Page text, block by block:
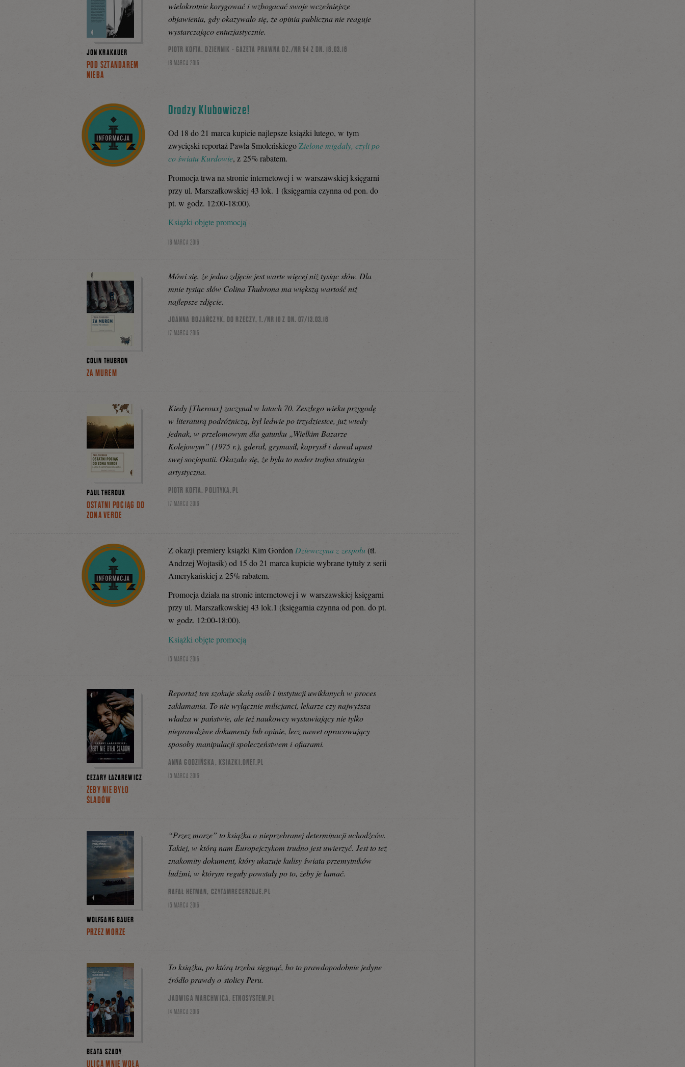
JON KRAKAUER
POD SZTANDAREM
NIEBA
wielokrotnie korygować i wzbogacać swoje wcześniejsze
objawienia, gdy okazywało się, że opinia publiczna nie reaguje
wystarczająco entuzjastycznie.
PIOTR KOFTA, DZIENNIK - GAZETA PRAWNA DZ./NR 54 Z DN. 18.03.16
18 MARCA 2016
Drodzy Klubowicze!
Od 18 do 21 marca kupicie najlepsze książki lutego, w tym
zwycięski reportaż Pawła SmoleńskiegoZielone migdały, czyli po
co światu Kurdowie, z 25% rabatem.
Promocja trwa na stronie internetowej i w warszawskiej księgarni
przy ul. Marszałkowskiej 43 lok. 1 (księgarnia czynna od pon. do
pt. w godz. 12:00-18:00).
Książki objęte promocją
18 MARCA 2016
COLIN THUBRON
ZA MUREM
Mówi się, że jedno zdjęcie jest warte więcej niż tysiąc słów. Dla
mnie tysiąc słów Colina Thubrona ma większą wartość niż
najlepsze zdjęcie.
JOANNA BOJAŃCZYK, DO RZECZY, T./NR 10 Z DN. 07/13.03.16
17 MARCA 2016
PAUL THEROUX
OSTATNI POCIĄG DO
ZONA VERDE
Kiedy [Theroux] zaczynał w latach 70. Zeszłego wieku przygodę
w literaturą podróżniczą, był ledwie po trzydziestce, już wtedy
jednak, w przełomowym dla gatunku „Wielkim Bazarze
Kolejowym” (1975 r.), gderał, grymasił, kaprysił i dawał upust
swej socjopatii. Okazało się, że była to nader trafna strategia
artystyczna.
PIOTR KOFTA, POLITYKA.PL
17 MARCA 2016
Z okazji premiery książki Kim Gordon Dziewczyna z zespołu(tł.
Andrzej Wojtasik) od 15 do 21 marca kupicie wybrane tytuły z serii
Amerykańskiej z 25% rabatem.
Promocja działa na stronie internetowej i w warszawskiej księgarni
przy ul. Marszałkowskiej 43 lok.1 (księgarnia czynna od pon. do pt.
w godz. 12:00-18:00).
Książki objęte promocją
15 MARCA 2016
CEZARY ŁAZAREWICZ
ŻEBY NIE BYŁO
ŚLADÓW
Reportaż ten szokuje skalą osób i instytucji uwikłanych w proces
zakłamania. To nie wyłącznie milicjanci, lekarze czy najwyższa
władza w państwie, ale też naukowcy wystawiający nie tylko
nieprawdziwe dokumenty lub opinie, lecz nawet opracowujący
sposoby manipulacji społeczeństwem i ofiarami.
ANNA GODZIŃSKA, KSIAZKI.ONET.PL
15 MARCA 2016
WOLFGANG BAUER
PRZEZ MORZE
“Przez morze” to książka o nieprzebranej determinacji uchodźców.
Takiej, w którą nam Europejczykom trudno jest uwierzyć. Jest to też
znakomity dokument, który ukazuje kulisy świata przemytników
ludźmi, w którym reguły powstały po to, żeby je łamać.
RAFAŁ HETMAN, CZYTAMRECENZUJE.PL
15 MARCA 2016
BEATA SZADY
ULICA MNIE WOŁA
To książka, po którą trzeba sięgnąć, bo to prawdopodobnie jedyne
źródło prawdy o stolicy Peru.
JADWIGA MARCHWICA, ETNOSYSTEM.PL
14 MARCA 2016